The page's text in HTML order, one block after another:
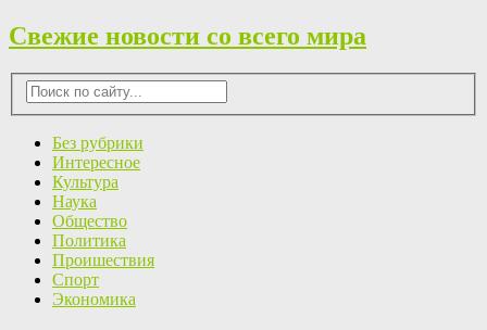
Свежие новости со всего мира
Без рубрики
Интересное
Культура
Наука
Общество
Политика
Проишествия
Спорт
Экономика